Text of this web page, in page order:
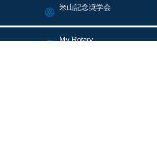
米山記念奨学会
My Rotary